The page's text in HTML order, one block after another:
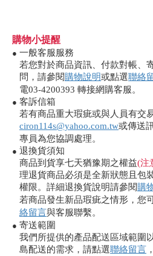
購物小提醒
● 一般客服服務
若您對於商品資訊、付款對帳、
問，請參閱購物說明或點選聯絡
電03-4200393 轉接網購客服。
● 客訴信箱
若有商品重大瑕疵或與人員有交
ciron114s@yahoo.com.tw或傳送
專員為您協調處理。
● 退換貨須知
商品到貨享七天猶豫期之權益(注
理退貨商品必須是全新狀態且包
權限。詳細退換貨說明請參閱購
若商品發生新品瑕疵之情形，您
絡留言與客服聯繫。
● 寄送範圍
我們所提供的產品配送區域範圍
島配送的需求，請點選聯絡留言